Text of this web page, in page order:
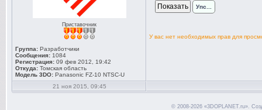
Приставочник
Группа: Разработчики
Сообщения: 1084
Регистрация: 09 фев 2012, 19:42
Откуда: Томская область
Модель 3DO: Panasonic FZ-10 NTSC-U
Упс...
У вас нет необходимых прав для
21 ноя 2015, 09:45
© 2008-2026 «3DOPLANET.ru».